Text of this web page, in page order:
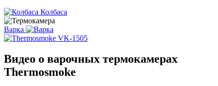
Колбаса
Варка
Видео о варочных термокамерах
Thermosmoke